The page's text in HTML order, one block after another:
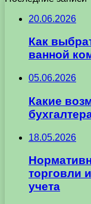
20.06.2026
Как
ванной
05.06.2026
Какие
18.05.2026
торговли
учета